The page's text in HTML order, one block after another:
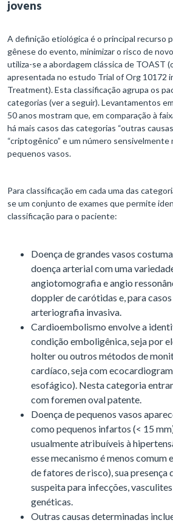
jovens
A definição etiológica é o principal recurso
gênese do evento, minimizar o risco de
utiliza-se a abordagem clássica de TOAST
apresentada no estudo Trial of Org 10172
Treatment). Esta classificação agrupa os
categorias (ver a seguir). Levantamentos
50 anos mostram que, em comparação à
há mais casos das categorias “outras
“criptogênico” e um número sensivelmente
pequenos vasos.
Para classificação em cada uma das
se um conjunto de exames que permite
classificação para o paciente:
Doença de grandes vasos
doença arterial com uma
angiotomografia e angio
doppler de carótidas e, para
arteriografia invasiva.
Cardioembolismo envolve a
condição emboligênica, seja por
holter ou outros métodos de
cardíaco, seja com
esofágico). Nesta categoria
com foremen oval patente.
Doença de pequenos vasos
como pequenos infartos (< 15
usualmente atribuíveis à
esse mecanismo é menos comum
de fatores de risco), sua presença
suspeita para infecções,
genéticas.
Outras causas determinadas